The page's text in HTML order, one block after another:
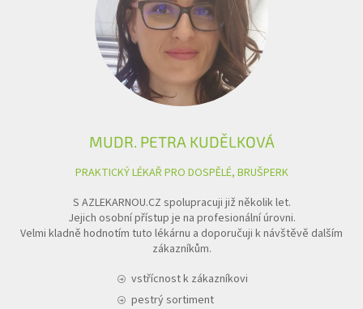
MUDR. PETRA KUDĚLKOVÁ
PRAKTICKÝ LÉKAŘ PRO DOSPĚLÉ, BRUŠPERK
S AZLEKARNOU.CZ spolupracuji již několik let.
Jejich osobní přístup je na profesionální úrovni.
Velmi kladně hodnotím tuto lékárnu a doporučuji k návštěvě dalším
zákazníkům.
vstřícnost k zákazníkovi
pestrý sortiment